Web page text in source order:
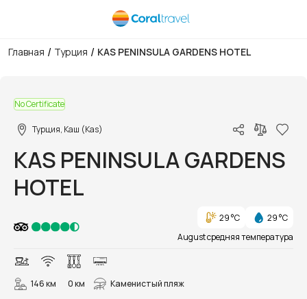
Главная / Турция / KAS PENINSULA GARDENS HOTEL
No Certificate
Турция, Каш (Kas)
KAS PENINSULA GARDENS
HOTEL
29 °C
29 °C
August средняя температура
146 км 0 км Каменистый пляж